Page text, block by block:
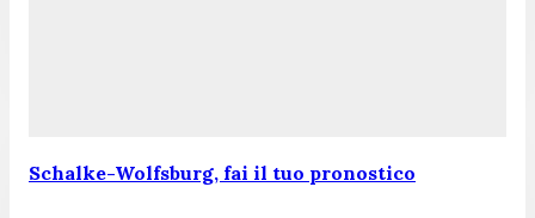
Schalke-Wolfsburg, fai il tuo pronostico